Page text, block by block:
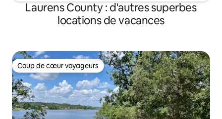
Laurens County : d'autres superbes
locations de vacances
Coup de cœur voyageurs
Coup de cœur voyageurs